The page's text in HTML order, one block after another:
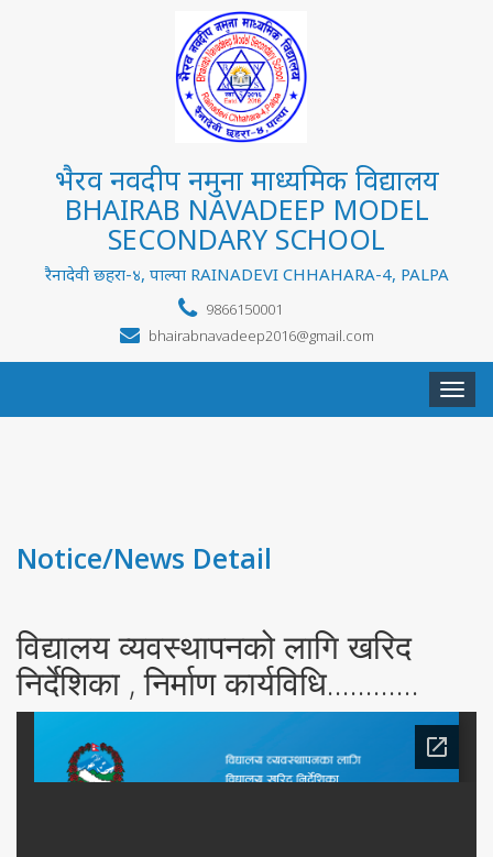
भैरव नवदीप नमुना माध्यमिक विद्यालय
BHAIRAB NAVADEEP MODEL
SECONDARY SCHOOL
रैनादेवी छहरा-४, पाल्पा RAINADEVI CHHAHARA-4, PALPA
9866150001
bhairabnavadeep2016@gmail.com
Notice/News Detail
विद्यालय व्यवस्थापनको लागि खरिद
निर्देशिका , निर्माण कार्यविधि............